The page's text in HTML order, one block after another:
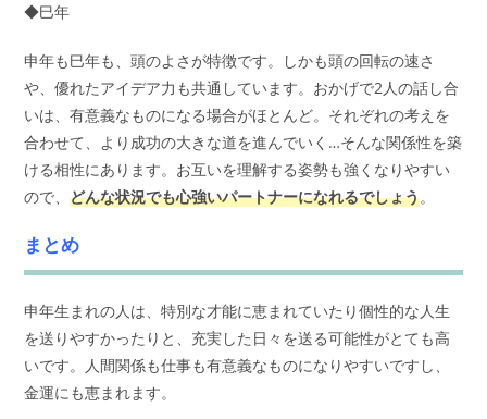
◆巳年
申年も巳年も、頭のよさが特徴です。しかも頭の回転の速さ
や、優れたアイデア力も共通しています。おかげで2人の話し合
いは、有意義なものになる場合がほとんど。それぞれの考えを
合わせて、より成功の大きな道を進んでいく…そんな関係性を築
ける相性にあります。お互いを理解する姿勢も強くなりやすい
ので、どんな状況でも心強いパートナーになれるでしょう。
まとめ
申年生まれの人は、特別な才能に恵まれていたり個性的な人生
を送りやすかったりと、充実した日々を送る可能性がとても高
いです。人間関係も仕事も有意義なものになりやすいですし、
金運にも恵まれます。